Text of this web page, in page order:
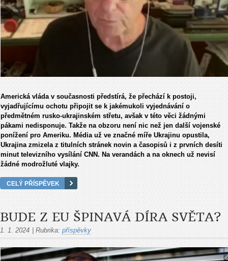
Americká vláda v současnosti předstírá, že přechází k postoji,
vyjadřujícímu ochotu připojit se k jakémukoli vyjednávání o
předmětném rusko-ukrajinském střetu, avšak v této věci žádnými
pákami nedisponuje. Takže na obzoru není nic než jen další vojenské
ponížení pro Ameriku. Média už ve značné míře Ukrajinu opustila,
Ukrajina zmizela z titulních stránek novin a časopisů i z prvních desíti
minut televizního vysílání CNN. Na verandách a na oknech už nevisí
žádné modrožluté vlajky.
CELÝ PŘÍSPĚVEK
BUDE Z EU ŠPINAVÁ DÍRA SVĚTA?
1. 1. 2024 Rubrika: příspěvky